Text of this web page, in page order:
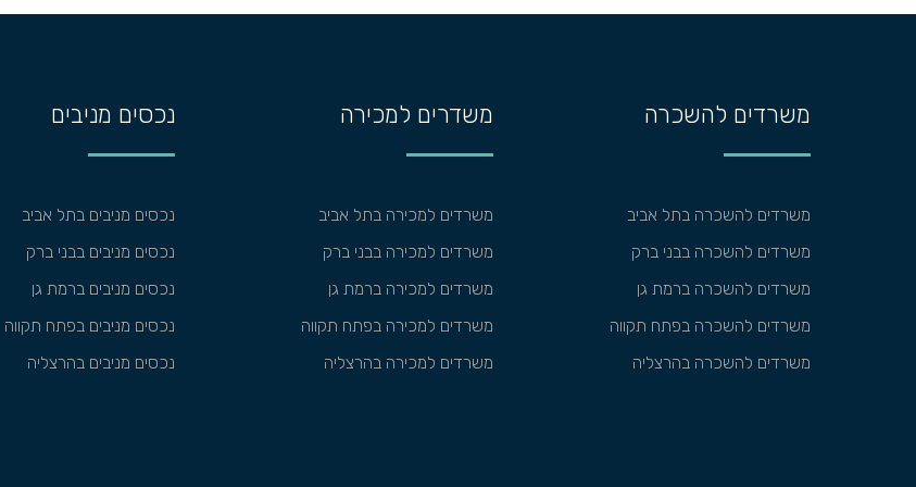
משרדים להשכרה
משרדים להשכרה בתל אביב
משרדים להשכרה בבני ברק
משרדים להשכרה ברמת גן
משרדים להשכרה בפתח תקווה
משרדים להשכרה בהרצליה
משדרים למכירה
משרדים למכירה בתל אביב
משרדים למכירה בבני ברק
משרדים למכירה ברמת גן
משרדים למכירה בפתח תקווה
משרדים למכירה בהרצליה
נכסים מניבים
נכסים מניבים בתל אביב
נכסים מניבים בבני ברק
נכסים מניבים ברמת גן
נכסים מניבים בפתח תקווה
נכסים מניבים בהרצליה